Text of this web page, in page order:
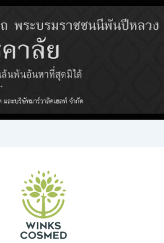
WINKS COSMED